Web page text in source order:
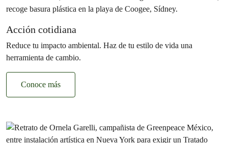
Acción cotidiana
Reduce tu impacto ambiental. Haz de tu estilo de vida una
herramienta de cambio.
Conoce más